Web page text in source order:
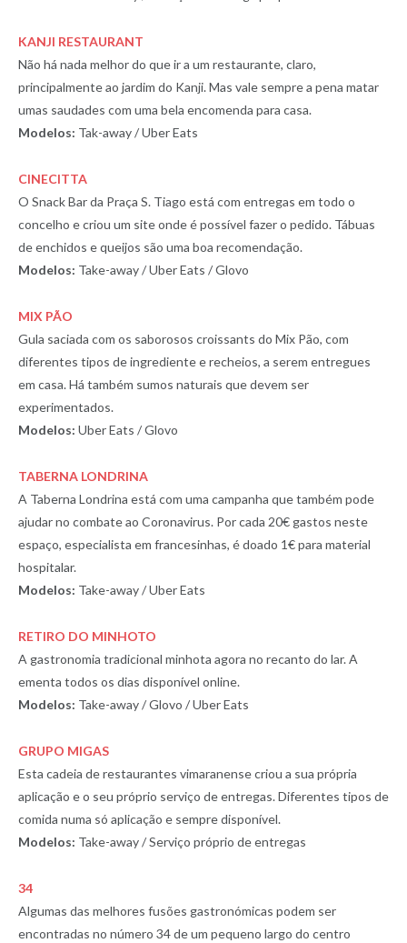
KANJI RESTAURANT
Não há nada melhor do que ir a um restaurante, claro,
principalmente ao jardim do Kanji. Mas vale sempre a pena matar
umas saudades com uma bela encomenda para casa.
Modelos: Tak-away / Uber Eats
CINECITTA
O Snack Bar da Praça S. Tiago está com entregas em todo o
concelho e criou um site onde é possível fazer o pedido. Tábuas
de enchidos e queijos são uma boa recomendação.
Modelos: Take-away / Uber Eats / Glovo
MIX PÃO
Gula saciada com os saborosos croissants do Mix Pão, com
diferentes tipos de ingrediente e recheios, a serem entregues
em casa. Há também sumos naturais que devem ser
experimentados.
Modelos: Uber Eats / Glovo
TABERNA LONDRINA
A Taberna Londrina está com uma campanha que também pode
ajudar no combate ao Coronavirus. Por cada 20€ gastos neste
espaço, especialista em francesinhas, é doado 1€ para material
hospitalar.
Modelos: Take-away / Uber Eats
RETIRO DO MINHOTO
A gastronomia tradicional minhota agora no recanto do lar. A
ementa todos os dias disponível online.
Modelos: Take-away / Glovo / Uber Eats
GRUPO MIGAS
Esta cadeia de restaurantes vimaranense criou a sua própria
aplicação e o seu próprio serviço de entregas. Diferentes tipos de
comida numa só aplicação e sempre disponível.
Modelos: Take-away / Serviço próprio de entregas
34
Algumas das melhores fusões gastronómicas podem ser
encontradas no número 34 de um pequeno largo do centro